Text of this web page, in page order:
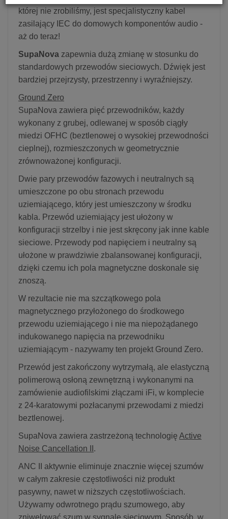
której nie zrobiliśmy, jest specjalistyczny kabel
zasilający IEC do domowych komponentów audio -
aż do teraz!
SupaNova zapewnia dużą zmianę w stosunku do
standardowych przewodów sieciowych. Dźwięk jest
bardziej przejrzysty, przestrzenny i wyraźniejszy.
Ground Zero
SupaNova zawiera pięć przewodników, każdy
wykonany z grubej, odlewanej w sposób ciągły
miedzi OFHC (beztlenowej o wysokiej przewodności
cieplnej), rozmieszczonych w geometrycznie
zrównoważonej konfiguracji.
Dwie pary przewodów fazowych i neutralnych są
umieszczone po obu stronach przewodu
uziemiającego, który jest umieszczony w środku
kabla. Przewód uziemiający jest ułożony w
konfiguracji strzelby i nie jest skręcony jak inne kable
sieciowe. Przewody pod napięciem i neutralny są
ułożone w prawdziwie zbalansowanej konfiguracji,
dzięki czemu ich pola magnetyczne doskonale się
znoszą.
W rezultacie nie ma szczątkowego pola
magnetycznego przyłożonego do środkowego
przewodu uziemiającego i nie ma niepożądanego
indukowanego napięcia na przewodniku
uziemiającym - nazywamy ten projekt Ground Zero.
Przewód jest zakończony wytrzymałą, ale elastyczną
polimerową osłoną zewnętrzną i wykonanymi na
zamówienie audiofilskimi złączami iFi, w komplecie
z 24-karatowymi pozłacanymi przewodami z miedzi
beztlenowej.
SupaNova zawiera zastrzeżoną technologię Active
Noise Cancellation II .
ANC II aktywnie eliminuje znacznie więcej szumów
w całym zakresie częstotliwości niż produkt
pasywny, nawet w niższych częstotliwościach.
Używamy odwrotnego prądu szumowego, aby
zniwelować szum w sygnale sieciowym. Sposób, w